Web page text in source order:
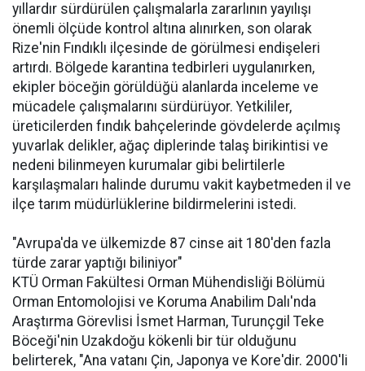
yıllardır sürdürülen çalışmalarla zararlının yayılışı
önemli ölçüde kontrol altına alınırken, son olarak
Rize'nin Fındıklı ilçesinde de görülmesi endişeleri
artırdı. Bölgede karantina tedbirleri uygulanırken,
ekipler böceğin görüldüğü alanlarda inceleme ve
mücadele çalışmalarını sürdürüyor. Yetkililer,
üreticilerden fındık bahçelerinde gövdelerde açılmış
yuvarlak delikler, ağaç diplerinde talaş birikintisi ve
nedeni bilinmeyen kurumalar gibi belirtilerle
karşılaşmaları halinde durumu vakit kaybetmeden il ve
ilçe tarım müdürlüklerine bildirmelerini istedi.
"Avrupa'da ve ülkemizde 87 cinse ait 180'den fazla
türde zarar yaptığı biliniyor"
KTÜ Orman Fakültesi Orman Mühendisliği Bölümü
Orman Entomolojisi ve Koruma Anabilim Dalı'nda
Araştırma Görevlisi İsmet Harman, Turunçgil Teke
Böceği'nin Uzakdoğu kökenli bir tür olduğunu
belirterek, "Ana vatanı Çin, Japonya ve Kore'dir. 2000'li